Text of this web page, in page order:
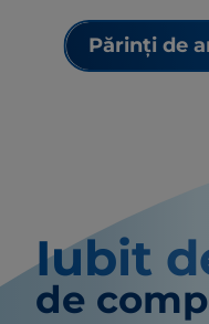
Părinți de
Iubit
de